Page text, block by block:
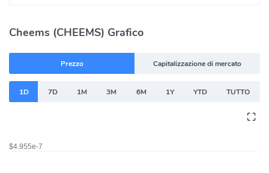
Cheems (CHEEMS) Grafico
Prezzo Capitalizzazione di mercato
1D 7D 1M 3M 6M 1Y YTD TUTTO